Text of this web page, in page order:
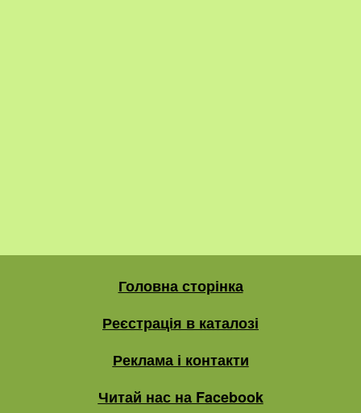
Головна сторінка
Реєстрація в каталозі
Реклама і контакти
Читай нас на Facebook